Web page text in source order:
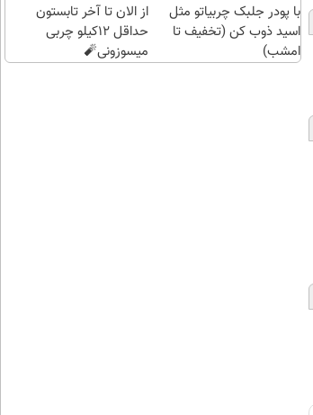
چند
کلیک)
با پودر جلبک چربیاتو مثل
اسید ذوب کن (تخفیف تا
امشب)
از الان تا آخر تابستون
حداقل 12کیلو چربی
میسوزونی🧨